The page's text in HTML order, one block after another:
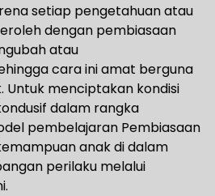
setiap pengetahuan atau
dengan pembiasaan
atau
cara ini amat berguna
Untuk menciptakan kondisi
dalam rangka
pembelajaran Pembiasaan
anak di dalam
perilaku melalui